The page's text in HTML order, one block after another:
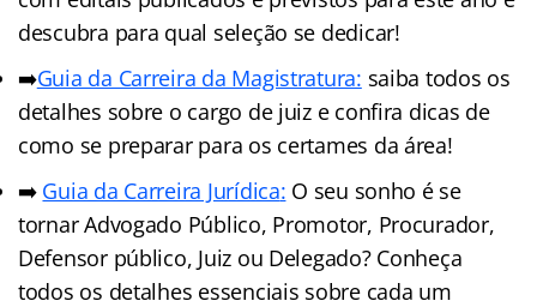
descubra para qual seleção se dedicar!
➡️Guia da Carreira da Magistratura: saiba todos os
detalhes sobre o cargo de juiz e confira dicas de
como se preparar para os certames da área!
➡️ Guia da Carreira Jurídica: O seu sonho é se
tornar Advogado Público, Promotor, Procurador,
Defensor público, Juiz ou Delegado? Conheça
todos os detalhes essenciais sobre cada um